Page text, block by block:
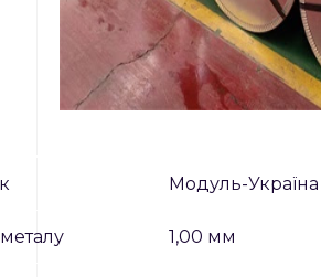
Модуль-Україна
1,00 мм